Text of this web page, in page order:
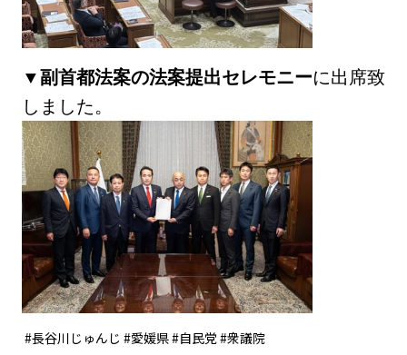
▼副首都法案の法案提出セレモニーに出席致
しました。
#長谷川じゅんじ #愛媛県 #自民党 #衆議院